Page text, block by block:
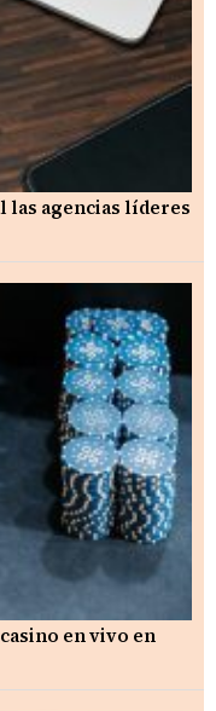
las agencias líderes
en vivo en